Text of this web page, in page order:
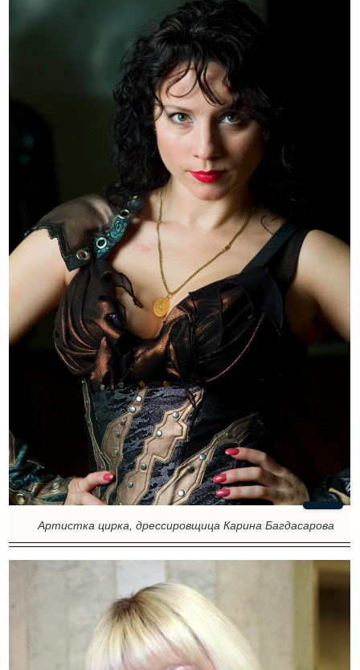
Артистка цирка, дрессировщица Карина Багдасарова